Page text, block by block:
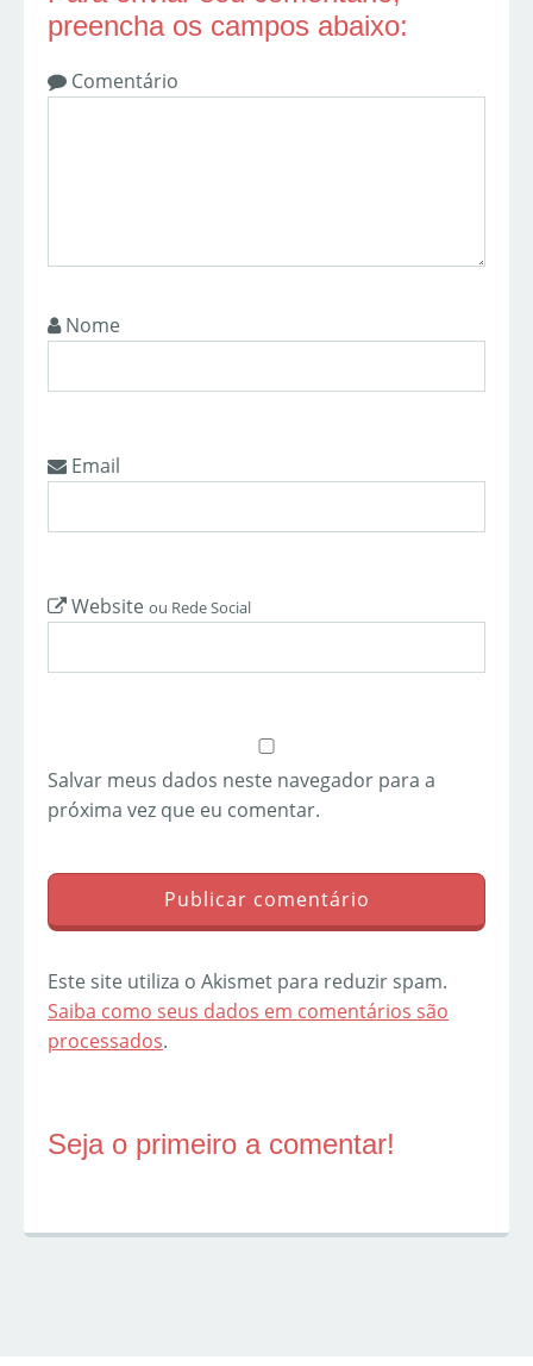
preencha os campos abaixo:
Comentário
Nome
Email
Website ou Rede Social
Salvar meus dados neste navegador para a
próxima vez que eu comentar.
Este site utiliza o Akismet para reduzir spam.
Saiba como seus dados em comentários são
processados.
Seja o primeiro a comentar!